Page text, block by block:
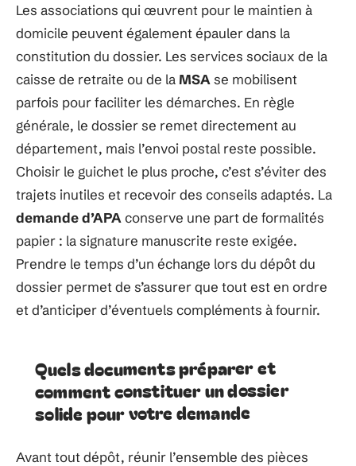
Les associations qui œuvrent pour le maintien à
domicile peuvent également épauler dans la
constitution du dossier. Les services sociaux de la
caisse de retraite ou de la MSA se mobilisent
parfois pour faciliter les démarches. En règle
générale, le dossier se remet directement au
département, mais l’envoi postal reste possible.
Choisir le guichet le plus proche, c’est s’éviter des
trajets inutiles et recevoir des conseils adaptés. La
demande d’APA conserve une part de formalités
papier : la signature manuscrite reste exigée.
Prendre le temps d’un échange lors du dépôt du
dossier permet de s’assurer que tout est en ordre
et d’anticiper d’éventuels compléments à fournir.
Quels documents préparer et
comment constituer un dossier
solide pour votre demande
Avant tout dépôt, réunir l’ensemble des pièces